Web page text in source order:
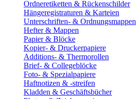
Ordneretiketten & Rückenschilder
Hängeregistraturen & Karteien
Unterschriften- & Ordnungsmappen
Hefter & Mappen
Papier & Blöcke
Kopier- & Druckerpapiere
Additions- & Thermorollen
Brief- & Collegeblöcke
Foto- & Spezialpapiere
Haftnotizen & -streifen
Kladden & Geschäftsbücher